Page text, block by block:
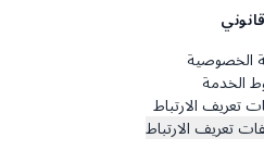
قانوني
الخصوصية
الخدمة
تعريف الارتباط
تعريف الارتباط